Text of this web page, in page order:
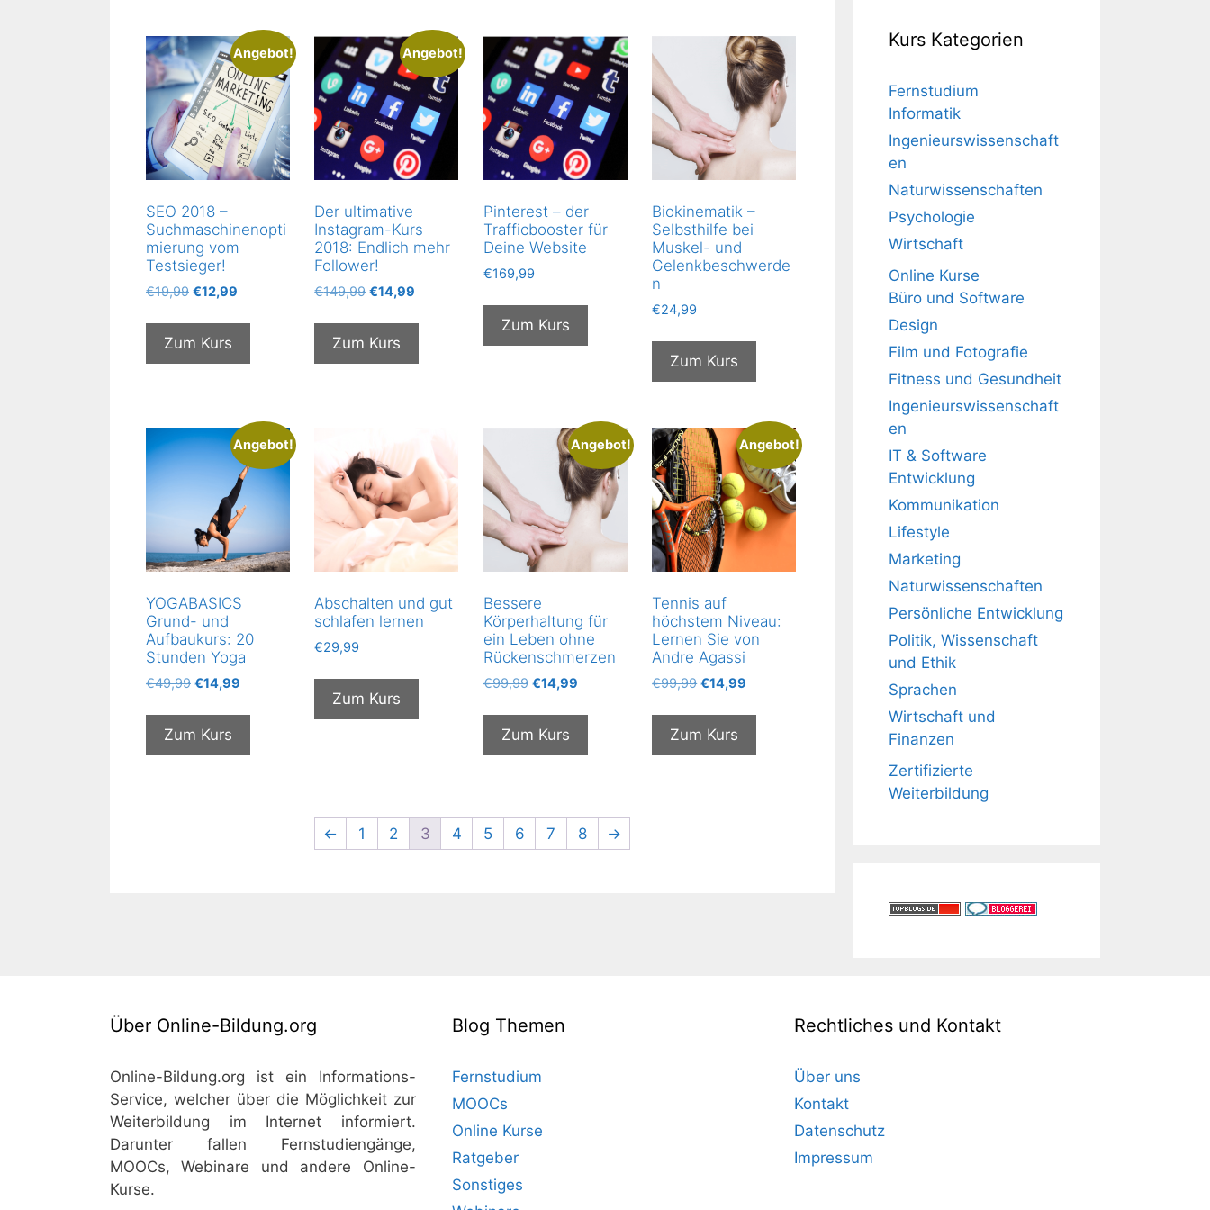
Angebot!
SEO 2018 –
Suchmaschinenopti
mierung vom
Testsieger!
€19,99 Ursprünglicher
war:
€19,99
€12,99
ist:
Zum Kurs
Angebot!
Der ultimative
Instagram-Kurs
2018: Endlich mehr
Follower!
€149,99Ursprünglicher
war:
€149,99
€14,99
ist:
Zum Kurs
Pinterest – der
Trafficbooster für
Deine Website
€169,99
Zum Kurs
Biokinematik –
Selbsthilfe bei
Muskel- und
Gelenkbeschwerde
n
€24,99
Zum Kurs
Angebot!
YOGABASICS
Grund- und
Aufbaukurs: 20
Stunden Yoga
€49,99 Ursprünglicher
war:
€49,99
€14,99
ist:
Zum Kurs
Abschalten und gut
schlafen lernen
€29,99
Zum Kurs
Angebot!
Bessere
Körperhaltung für
ein Leben ohne
Rückenschmerzen
€99,99 Ursprünglicher
war:
€99,99
€14,99Aktueller
ist:
Zum Kurs
Angebot!
Tennis auf
höchstem Niveau:
Lernen Sie von
Andre Agassi
€99,99 Ursprünglicher
war:
€99,99
€14,99
ist:
Zum Kurs
← 1 2 3 4 5 6 7 8 →
Kurs Kategorien
Fernstudium
Informatik
Ingenieurswissenschaft
en
Naturwissenschaften
Psychologie
Wirtschaft
Online Kurse
Büro und Software
Design
Film und Fotografie
Fitness und Gesundheit
Ingenieurswissenschaft
en
IT & Software
Entwicklung
Kommunikation
Lifestyle
Marketing
Naturwissenschaften
Persönliche Entwicklung
Politik, Wissenschaft
und Ethik
Sprachen
Wirtschaft und
Finanzen
Zertifizierte
Weiterbildung
Über Online-Bildung.org
Online-Bildung.org ist ein Informations-
Service, welcher über die Möglichkeit zur
Weiterbildung im Internet informiert.
Darunter fallen Fernstudiengänge,
MOOCs, Webinare und andere Online-
Kurse.
Blog Themen
Fernstudium
MOOCs
Online Kurse
Ratgeber
Sonstiges
Rechtliches und Kontakt
Über uns
Kontakt
Datenschutz
Impressum